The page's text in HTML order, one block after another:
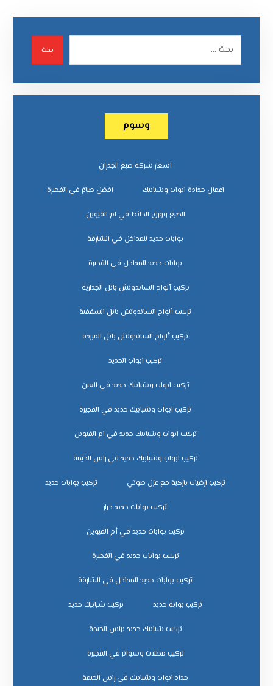
بحث
وسوم
اسعار شركة صبغ الجدران
اعمال حدادة ابواب وشبابيك افضل صباغ في الفجيرة
الصبغ وورق الحائط في ام القيوين
بوابات حديد للمداخل في الشارقة
بوابات حديد للمداخل في الفجيرة
تركيب ألواح الساندوتش بانل الجدارية
تركيب ألواح الساندوتش بانل السقفية
تركيب ألواح الساندوتش بانل المبردة
تركيب ابواب الحديد
تركيب ابواب وشبابيك حديد في العين
تركيب ابواب وشبابيك حديد في الفجيرة
تركيب ابواب وشبابيك حديد في ام القيوين
تركيب ابواب وشبابيك حديد في راس الخيمة
تركيب ارضيات باركية مع عزل صوتي تركيب بوابات حديد
تركيب بوابات حديد جرار
تركيب بوابات حديد في أم القيوين
تركيب بوابات حديد في الفجيرة
تركيب بوابات حديد للمداخل في الشارقة
تركيب بوابة حديد تركيب شبابيك حديد
تركيب شبابيك حديد براس الخيمة
تركيب مظلات وسواتر في الفجيرة
حداد ابواب وشبابيك فى راس الخيمة